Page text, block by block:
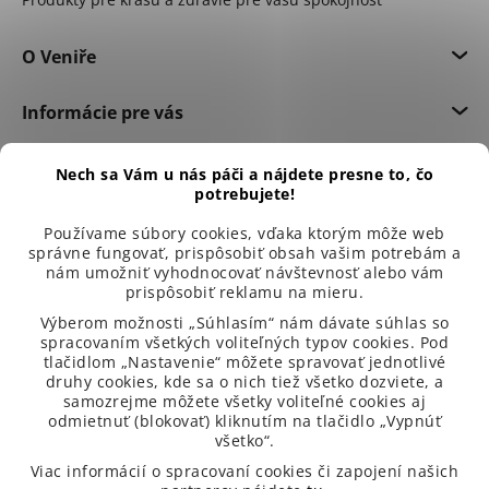
Nech sa Vám u nás páči a nájdete presne to, čo
potrebujete!
Používame súbory cookies, vďaka ktorým môže web
správne fungovať, prispôsobiť obsah vašim potrebám a
nám umožniť vyhodnocovať návštevnosť alebo vám
prispôsobiť reklamu na mieru.
Výberom možnosti „Súhlasím“ nám dávate súhlas so
spracovaním všetkých voliteľných typov cookies. Pod
tlačidlom „Nastavenie“ môžete spravovať jednotlivé
druhy cookies, kde sa o nich tiež všetko dozviete, a
samozrejme môžete všetky voliteľné cookies aj
odmietnuť (blokovať) kliknutím na tlačidlo „Vypnúť
všetko“.
Viac informácií o spracovaní cookies či zapojení našich
O Veniře
Informácie pre vás
Dôležité informácie
99 % spokojených zákazníků